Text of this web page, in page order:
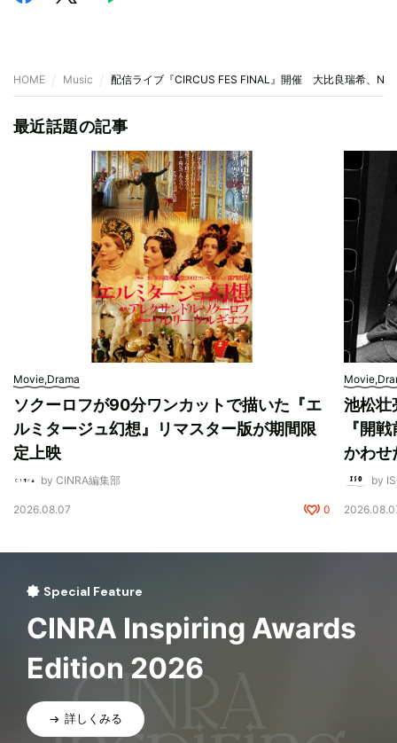
HOME Music 配信ライブ『CIRCUS FES FINAL』開催 大比良瑞希、
最近話題の記事
Movie,Drama
ソクーロフが90分ワンカットで描いた『エ
ルミタージュ幻想』リマスター版が期間限
定上映
by CINRA編集部
2026.08.07 0
池松壮
『開
かわせ
by
Special Feature
CINRA Inspiring Awards
Edition 2026
詳しくみる